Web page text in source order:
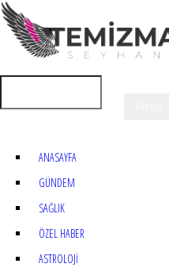
ANASAYFA
GÜNDEM
SAĞLIK
ÖZEL HABER
ASTROLOJİ